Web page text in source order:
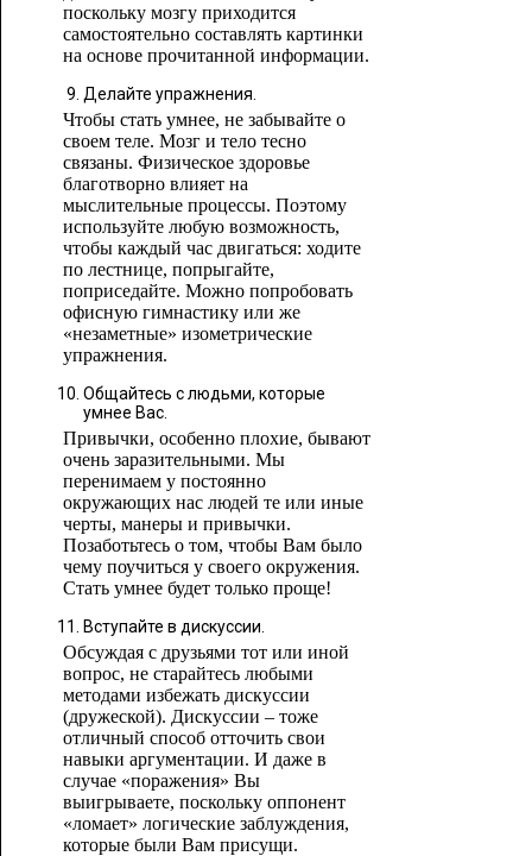
поскольку мозгу приходится
самостоятельно составлять картинки
на основе прочитанной информации.
Делайте упражнения.
Чтобы стать умнее, не забывайте о
своем теле. Мозг и тело тесно
связаны. Физическое здоровье
благотворно влияет на
мыслительные процессы. Поэтому
используйте любую возможность,
чтобы каждый час двигаться: ходите
по лестнице, попрыгайте,
поприседайте. Можно попробовать
офисную гимнастику или же
«незаметные» изометрические
упражнения.
Общайтесь с людьми, которые
умнее Вас.
Привычки, особенно плохие, бывают
очень заразительными. Мы
перенимаем у постоянно
окружающих нас людей те или иные
черты, манеры и привычки.
Позаботьтесь о том, чтобы Вам было
чему поучиться у своего окружения.
Стать умнее будет только проще!
Вступайте в дискуссии.
Обсуждая с друзьями тот или иной
вопрос, не старайтесь любыми
методами избежать дискуссии
(дружеской). Дискуссии – тоже
отличный способ отточить свои
навыки аргументации. И даже в
случае «поражения» Вы
выигрываете, поскольку оппонент
«ломает» логические заблуждения,
которые были Вам присущи.